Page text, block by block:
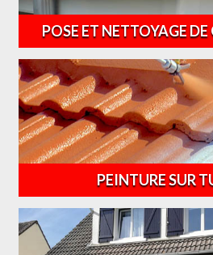
POSE ET NETTOYAGE
PEINTURE SUR